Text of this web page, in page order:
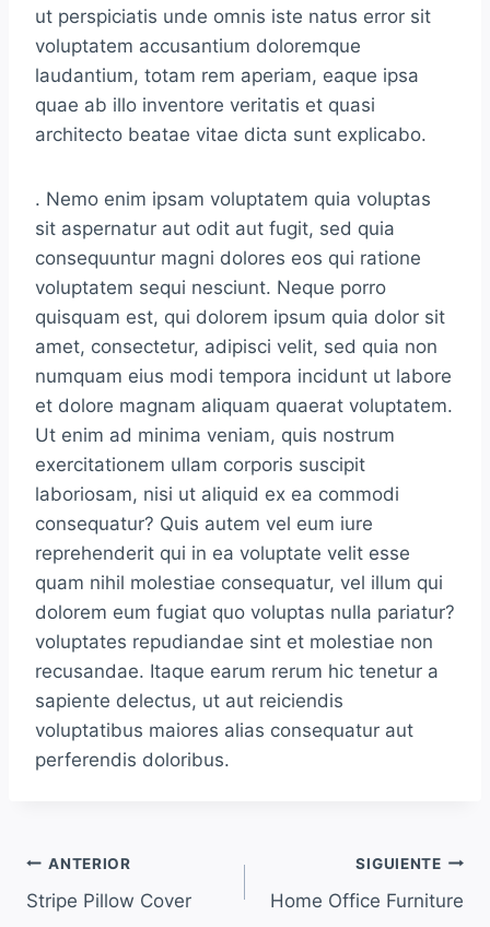
ut perspiciatis unde omnis iste natus error sit
voluptatem accusantium doloremque
laudantium, totam rem aperiam, eaque ipsa
quae ab illo inventore veritatis et quasi
architecto beatae vitae dicta sunt explicabo.
. Nemo enim ipsam voluptatem quia voluptas
sit aspernatur aut odit aut fugit, sed quia
consequuntur magni dolores eos qui ratione
voluptatem sequi nesciunt. Neque porro
quisquam est, qui dolorem ipsum quia dolor sit
amet, consectetur, adipisci velit, sed quia non
numquam eius modi tempora incidunt ut labore
et dolore magnam aliquam quaerat voluptatem.
Ut enim ad minima veniam, quis nostrum
exercitationem ullam corporis suscipit
laboriosam, nisi ut aliquid ex ea commodi
consequatur? Quis autem vel eum iure
reprehenderit qui in ea voluptate velit esse
quam nihil molestiae consequatur, vel illum qui
dolorem eum fugiat quo voluptas nulla pariatur?
voluptates repudiandae sint et molestiae non
recusandae. Itaque earum rerum hic tenetur a
sapiente delectus, ut aut reiciendis
voluptatibus maiores alias consequatur aut
perferendis doloribus.
ANTERIOR
Stripe Pillow Cover
SIGUIENTE
Home Office Furniture